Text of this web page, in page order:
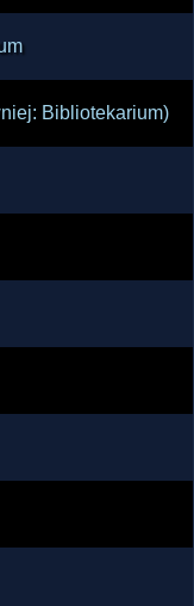
Bibliotekarium)